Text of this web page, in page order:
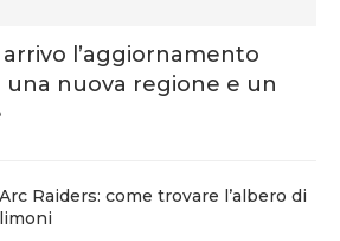
arrivo l’aggiornamento
nuova regione e un
Arc Raiders: come trovare l’albero di
limoni